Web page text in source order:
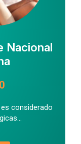
Nacional
considerado